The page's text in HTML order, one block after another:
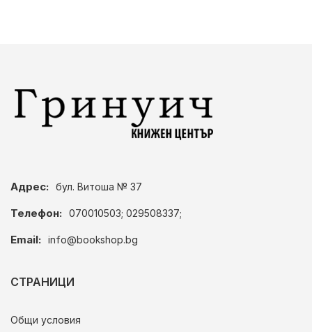
Адрес: бул. Витоша № 37
Телефон: 070010503; 029508337;
Email: info@bookshop.bg
СТРАНИЦИ
Общи условия